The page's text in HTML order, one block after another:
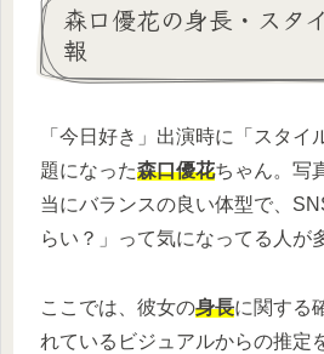
森口優花の身長・スタ
報
「今日好き」出演時に「スタイ
題になった森口優花ちゃん。写
当にバランスの良い体型で、
らい？」って気になってる人が
ここでは、彼女の身長に関する
れているビジュアルからの推定